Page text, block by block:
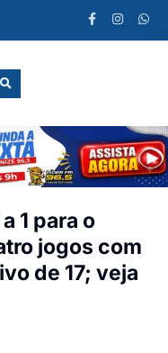
1 para o
jogos com
de 17; veja